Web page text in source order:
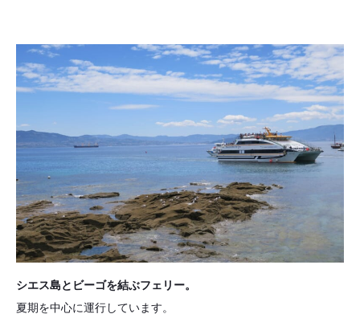
シエス島とビーゴを結ぶフェリー。
夏期を中心に運行しています。